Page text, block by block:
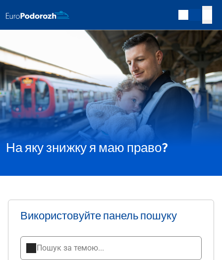
На яку знижку я маю право?
Використовуйте панель пошуку